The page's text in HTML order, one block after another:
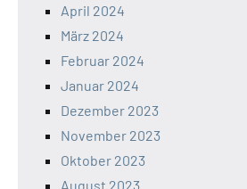
April 2024
März 2024
Februar 2024
Januar 2024
Dezember 2023
November 2023
Oktober 2023
August 2023